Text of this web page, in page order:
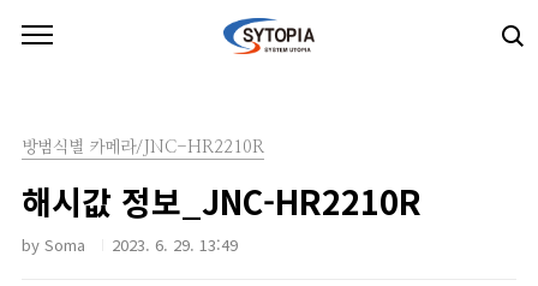
방범식별 카메라/JNC-HR2210R
해시값 정보_JNC-HR2210R
by Soma 2023. 6. 29. 13:49